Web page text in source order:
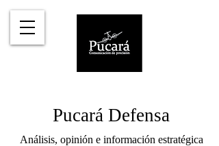
Pucará Defensa
Análisis, opinión e información estratégica